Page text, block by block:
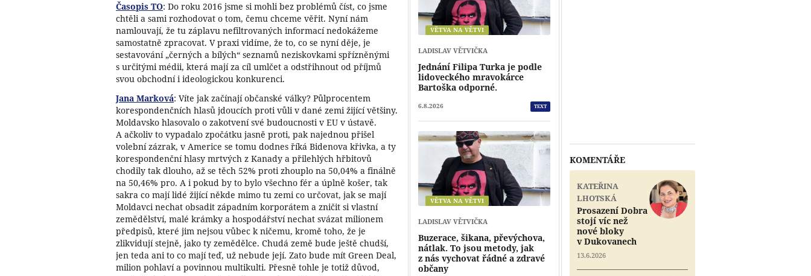
Časopis TO: Do roku 2016 jsme si mohli bez problémů číst, co jsme
chtěli a sami rozhodovat o tom, čemu chceme věřit. Nyní nám
namlouvají, že tu záplavu nefiltrovaných informací nedokážeme
samostatně zpracovat. V praxi vidíme, že to, co se nyní děje, je
sestavování „černých a bílých“ seznamů neziskovkami spřízněnými
s určitými médii, která mají za cíl umlčet a odstřihnout od příjmů
svou obchodní i ideologickou konkurenci.
Jana Marková: Víte jak začínají občanské války? Půlprocentem
korespondenčních hlasů jdoucích proti vůli v dané zemi žijící většiny.
Moldavsko hlasovalo o zakotvení své budoucnosti v EU v ústavě.
A ačkoliv to vypadalo zpočátku jasně proti, pak najednou přišel
volební zázrak, v Americe se tomu dodnes říká Bidenova křivka, a ty
korespondenční hlasy mrtvých z Kanady a přilehlých hřbitovů
chodily tak dlouho, až se těch 52% proti zhouplo na 50,04% a finálně
na 50,46% pro. A i pokud by to bylo všechno fér a úplně košer, tak
sakra co mají lidé žijící někde mimo tu zemi co určovat, jak se mají
Moldavci nechat obsadit západním korporátem a zničit si vlastní
zemědělství, malé krámky a hospodářství nechat svázat milionem
předpisů, které jim nejsou vůbec k ničemu, kromě toho, že je
zlikvidují stejně, jako ty zemědělce. Chudá země bude ještě chudší,
jen teda ani to co mají teď, už nebude její. Zato bude mít Green Deal,
milion pohlaví a povinnou multikulti. Přesně tohle je totiž důvod,
VĚTVA NA VĚTVI
LADISLAV VĚTVIČKA
Jednání Filipa Turka je podle
lidoveckého mravokárce
Bartoška odporné.
6.8.2026 TEXT
VĚTVA NA VĚTVI
LADISLAV VĚTVIČKA
Buzerace, šikana, převýchova,
nátlak. To jsou metody, jak
z nás vychovat řádné a zdravé
občany
KOMENTÁŘE
KATEŘINA
LHOTSKÁ
Prosazení Dobra
stojí víc než
nové bloky
v Dukovanech
13.6.2026